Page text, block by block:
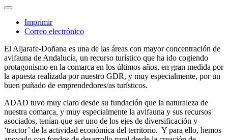
Imprimir
Correo electrónico
El Aljarafe-Doñana es una de las áreas con mayor concentración de
avifauna de Andalucía, un recurso turístico que ha ido cogiendo
protagonismo en la comarca en los últimos años, en gran medida por
la apuesta realizada por nuestro GDR, y muy especialmente, por un
buen puñado de emprendedores/as turísticos.
ADAD tuvo muy claro desde su fundación que la naturaleza de
nuestra comarca, y muy especialmente la avifauna y sus recursos
asociados, tenían que ser uno de los ejes de diversificación y
‘tractor’ de la actividad económica del territorio. Y para ello, hemos